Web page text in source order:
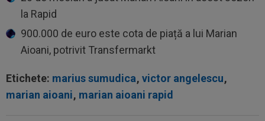
la Rapid
900.000 de euro este cota de piață a lui Marian
Aioani, potrivit Transfermarkt
Etichete: marius sumudica, victor angelescu,
marian aioani, marian aioani rapid